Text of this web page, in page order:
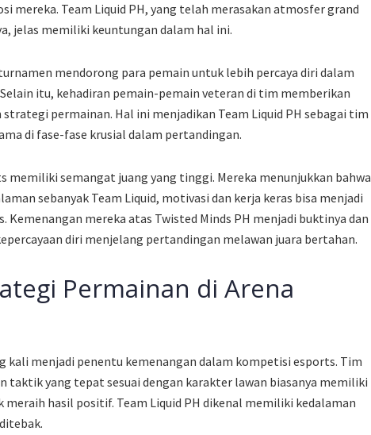
mereka. Team Liquid PH, yang telah merasakan atmosfer grand
jelas memiliki keuntungan dalam hal ini.
mendorong para pemain untuk lebih percaya diri dalam
itu, kehadiran pemain-pemain veteran di tim memberikan
permainan. Hal ini menjadikan Team Liquid PH sebagai tim
di fase-fase krusial dalam pertandingan.
memiliki semangat juang yang tinggi. Mereka menunjukkan bahwa
sebanyak Team Liquid, motivasi dan kerja keras bisa menjadi
Kemenangan mereka atas Twisted Minds PH menjadi buktinya dan
diri menjelang pertandingan melawan juara bertahan.
Permainan di Arena
kali menjadi penentu kemenangan dalam kompetisi esports. Tim
taktik yang tepat sesuai dengan karakter lawan biasanya memiliki
meraih hasil positif. Team Liquid PH dikenal memiliki kedalaman